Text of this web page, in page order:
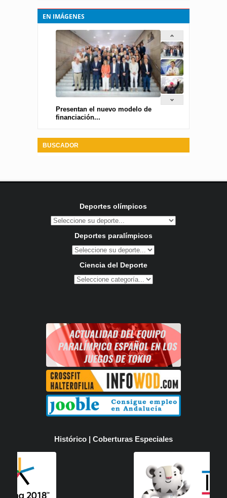
EN IMÁGENES
Presentan el nuevo modelo de
financiación...
BUSCADOR
Deportes olímpicos
Deportes paralímpicos
Ciencia del Deporte
Histórico | Coberturas Especiales